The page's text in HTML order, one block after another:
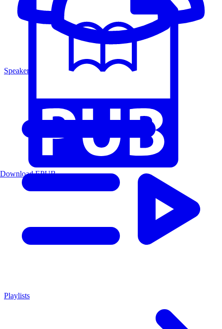
Speakers
Playlists
Download EPUB